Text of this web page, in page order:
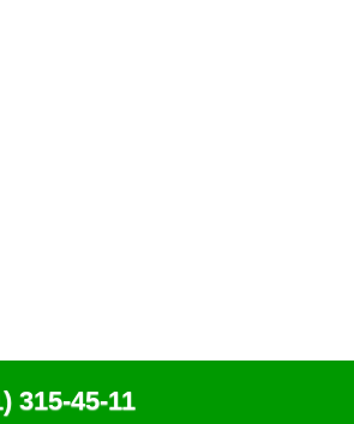
315-45-11